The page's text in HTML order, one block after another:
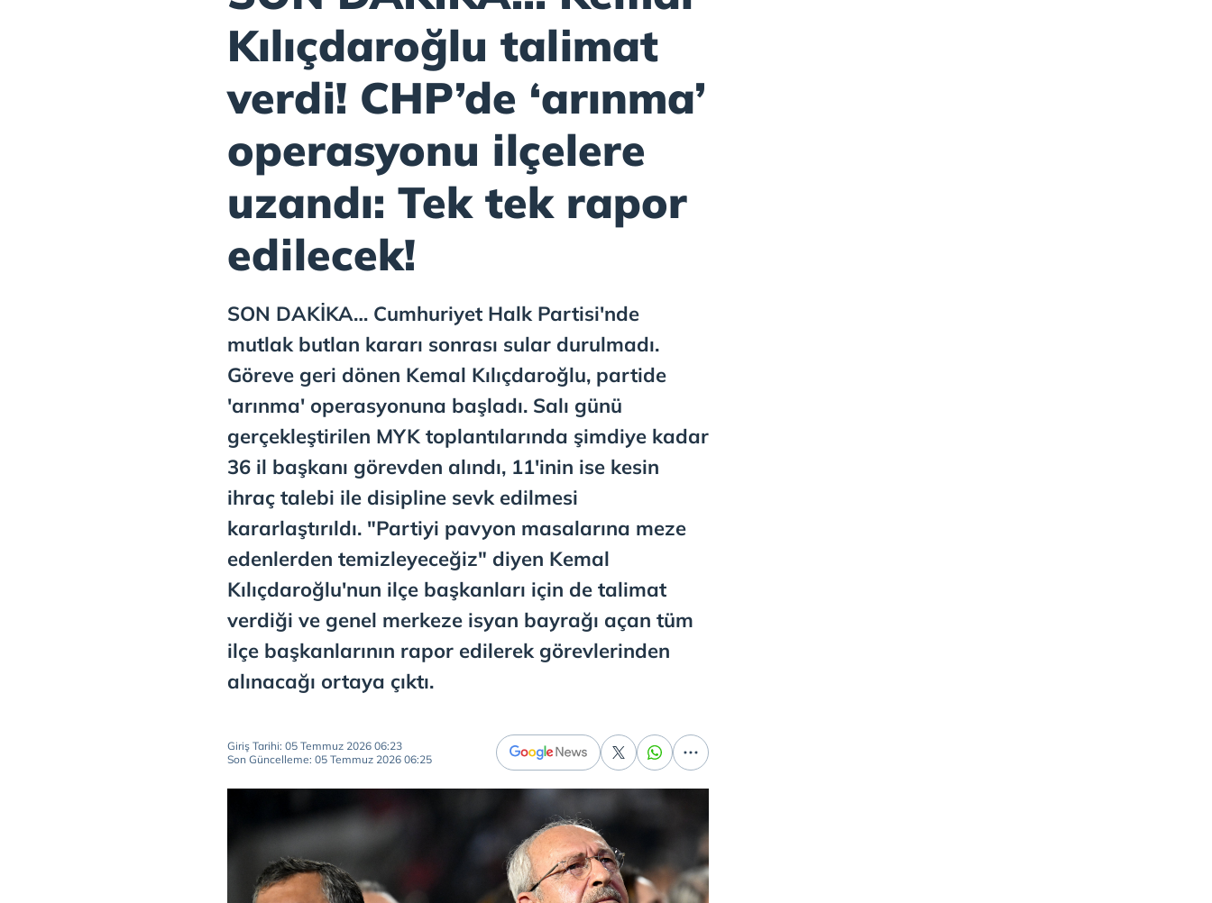
Kılıçdaroğlu talimat
verdi! CHP’de ‘arınma’
operasyonu ilçelere
uzandı: Tek tek rapor
edilecek!
SON DAKİKA… Cumhuriyet Halk Partisi'nde
mutlak butlan kararı sonrası sular durulmadı.
Göreve geri dönen Kemal Kılıçdaroğlu, partide
'arınma' operasyonuna başladı. Salı günü
gerçekleştirilen MYK toplantılarında şimdiye kadar
36 il başkanı görevden alındı, 11'inin ise kesin
ihraç talebi ile disipline sevk edilmesi
kararlaştırıldı. "Partiyi pavyon masalarına meze
edenlerden temizleyeceğiz" diyen Kemal
Kılıçdaroğlu'nun ilçe başkanları için de talimat
verdiği ve genel merkeze isyan bayrağı açan tüm
ilçe başkanlarının rapor edilerek görevlerinden
alınacağı ortaya çıktı.
Giriş Tarihi: 05 Temmuz 2026 06:23
Son Güncelleme: 05 Temmuz 2026 06:25